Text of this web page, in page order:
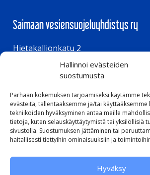
Hallinnoi evästeiden
suostumusta
Parhaan kokemuksen tarjoamiseksi käytämme
evästeitä, tallentaaksemme ja/tai
tekniikoiden hyväksyminen antaa meille
tietoja, kuten selauskäyttäytymistä tai yksilöllisiä
sivustolla. Suostumuksen jättäminen tai
haitallisesti tiettyihin ominaisuuksiin ja
Hyväksy
Saimaan vesiensuojeluyhdistys ry
Hietakallionkatu 2
53850 Lappeenranta
Aukioloajat
ma – to klo 8.00 – 16.00
pe klo 8.00 – 15.00